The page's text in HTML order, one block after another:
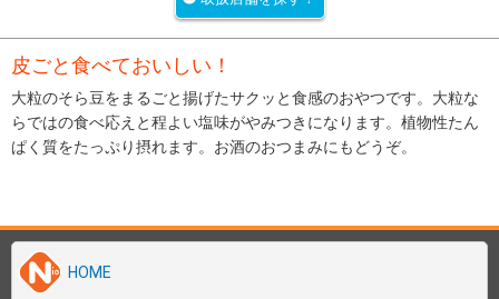
皮ごと食べておいしい！
大粒のそら豆をまるごと揚げたサクッと食感のおやつです。大粒な
らではの食べ応えと程よい塩味がやみつきになります。植物性たん
ぱく質をたっぷり摂れます。お酒のおつまみにもどうぞ。
HOME